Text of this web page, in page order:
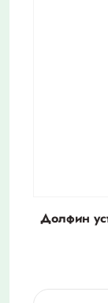
Долфин